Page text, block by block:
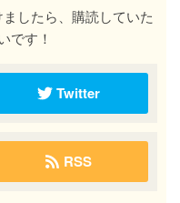
したら、購読していた
です！
Twitter
RSS